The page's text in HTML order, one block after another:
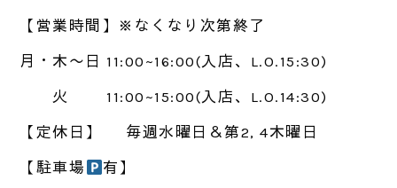
【営業時間】※なくなり次第終了
月・木〜日 11:00~16:00(入店、L.O.15:30)
火 11:00~15:00(入店、L.O.14:30)
【定休日】
毎週水曜日＆第2, 4木曜日
【駐車場
有】